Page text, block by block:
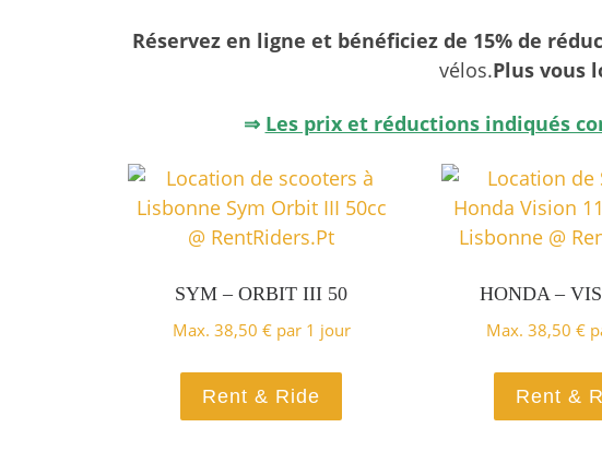
Réservez en ligne et bénéficiez de 15% de
vélos.Plus vous
⇒ Les prix et réductions indiqués
SYM – ORBIT III 50
Max. 38,50 €par 1 jour
Rent & Ride
HONDA –
Max. 38,50 €
Rent &